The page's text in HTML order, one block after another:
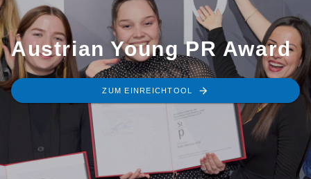
Austrian Young PR Award
ZUM EINREICHTOOL